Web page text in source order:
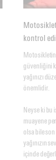
Motosiklet
kontrol
güvenliğini
yağınızı
önemlidir.
Neyse ki bu
muayene
olsa bile
yağınızın
içinde